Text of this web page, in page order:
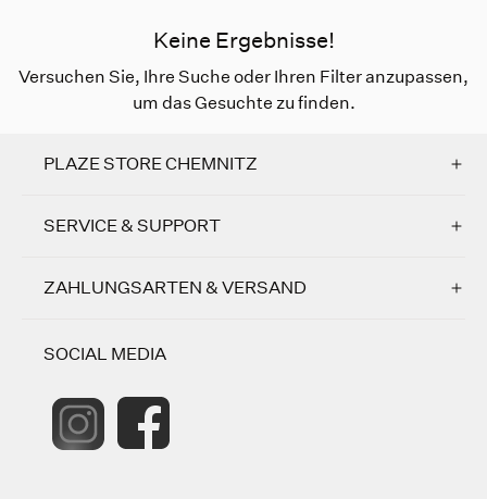
Keine Ergebnisse!
Versuchen Sie, Ihre Suche oder Ihren Filter anzupassen,
um das Gesuchte zu finden.
PLAZE STORE CHEMNITZ
SERVICE & SUPPORT
ZAHLUNGSARTEN & VERSAND
SOCIAL MEDIA